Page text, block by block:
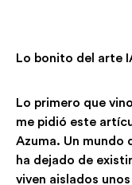
Lo bonito del arte
Lo primero que
me pidió este
Azuma. Un mundo
ha dejado de
viven aislados